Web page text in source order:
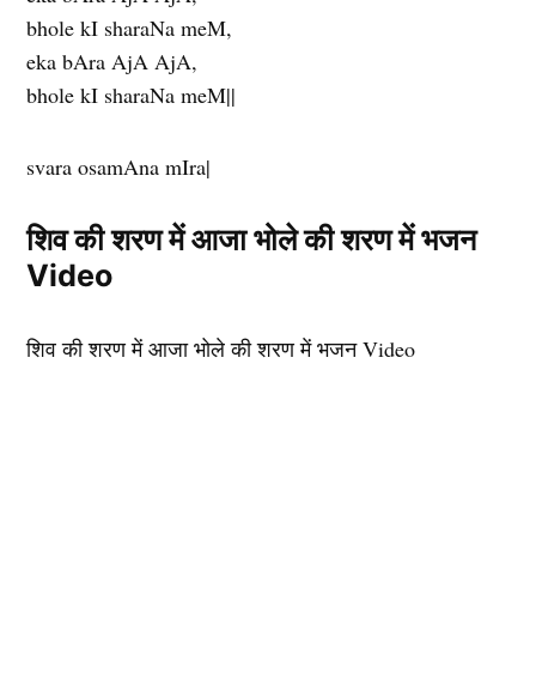
bhole kI sharaNa meM,
eka bAra AjA AjA,
bhole kI sharaNa meM||
svara osamAna mIra|
शिव की शरण में आजा भोले की शरण में भजन
Video
शिव की शरण में आजा भोले की शरण में भजन Video